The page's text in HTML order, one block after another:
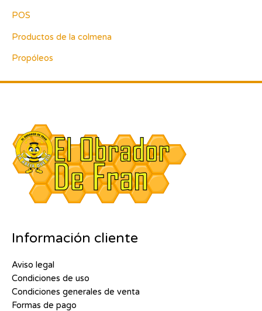
POS
Productos de la colmena
Propóleos
Información cliente
Aviso legal
Condiciones de uso
Condiciones generales de venta
Formas de pago